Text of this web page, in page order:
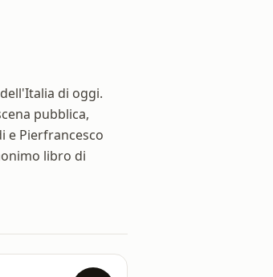
di oggi.
pubblica,
e Pierfrancesco
libro di